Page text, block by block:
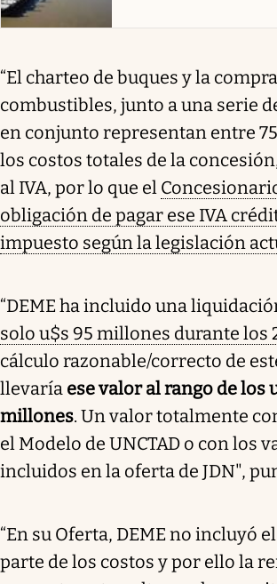
“El charteo de buques y la
combustibles, junto a una serie
en conjunto representan entre
los costos totales de la
al IVA, por lo que el
obligación de pagar ese IVA
impuesto según la legislación
“DEME ha incluido una
solo u$s 95 millones durante los
cálculo razonable/correcto de
llevaría ese valor al rango de los
millones. Un valor totalmente
el Modelo de UNCTAD o con los
incluidos en la oferta de JDN",
“En su Oferta, DEME no incluyó
parte de los costos y por ello la